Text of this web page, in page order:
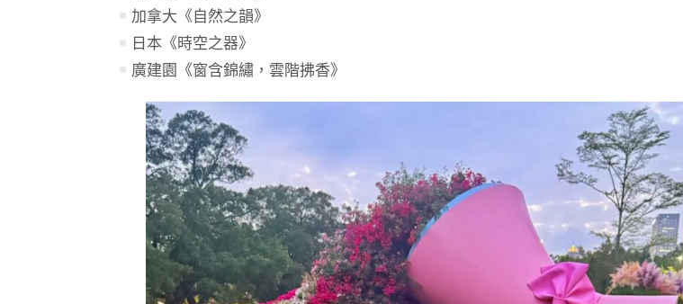
加拿大《自然之韻》
日本《時空之器》
廣建園《窗含錦繡，雲階拂香》